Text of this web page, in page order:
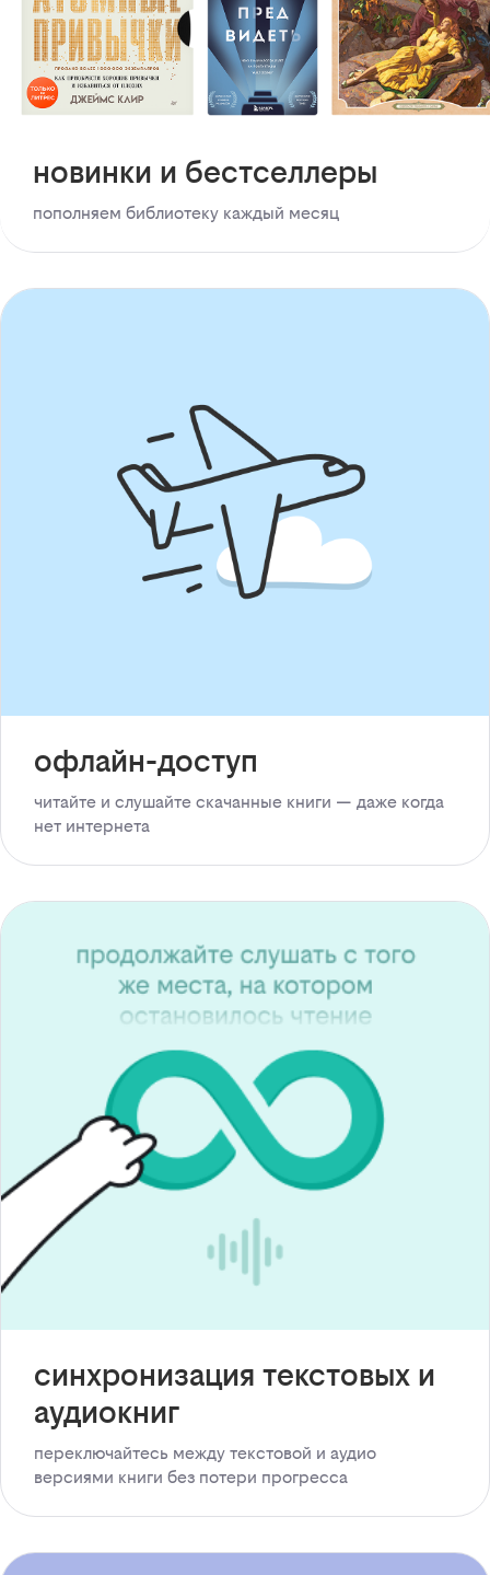
новинки и бестселлеры
пополняем библиотеку каждый месяц
офлайн-доступ
читайте и слушайте скачанные книги — даже когда
нет интернета
синхронизация текстовых и
аудиокниг
переключайтесь между текстовой и аудио
версиями книги без потери прогресса